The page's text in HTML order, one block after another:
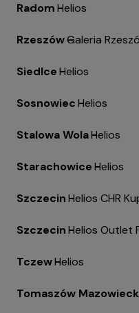
Radom-
Helios
Rzeszów-
Galeria
Siedlce-
Helios
Sosnowiec-
Helios
Stalowa Wola-
Helios
Starachowice-
Helios
Szczecin-
Helios CHR
Szczecin-
Helios Outlet
Tczew-
Helios
Tomaszów